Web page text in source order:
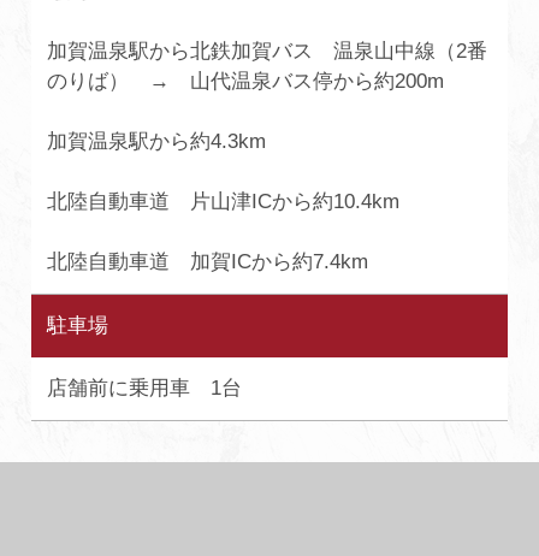
加賀温泉駅から北鉄加賀バス 温泉山中線（2番
のりば） → 山代温泉バス停から約200m
加賀温泉駅から約4.3km
北陸自動車道 片山津ICから約10.4km
北陸自動車道 加賀ICから約7.4km
駐車場
店舗前に乗用車 1台